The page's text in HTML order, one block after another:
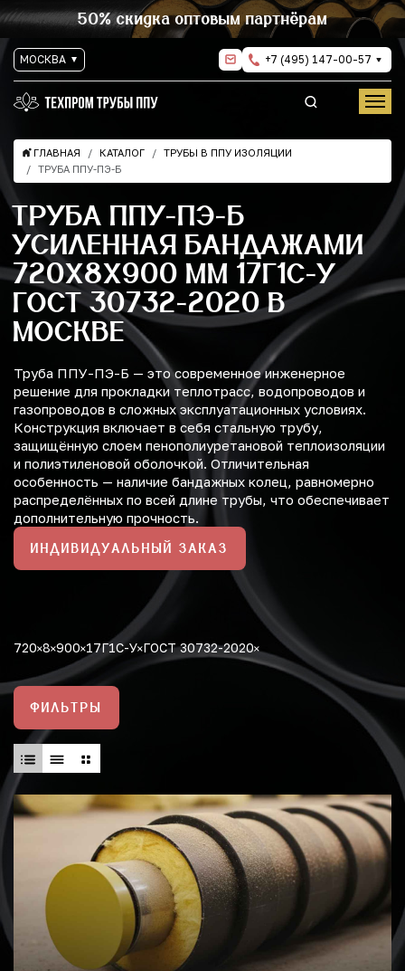
50% скидка оптовым партнёрам
МОСКВА +7 (495) 147-00-57
ГЛАВНАЯ КАТАЛОГ
ТРУБЫ В ППУ ИЗОЛЯЦИИ
ТРУБА ППУ-ПЭ-Б
ТРУБА ППУ-ПЭ-Б
УСИЛЕННАЯ БАНДАЖАМИ
720Х8Х900 ММ 17Г1С-У
ГОСТ 30732-2020 В
МОСКВЕ
Труба ППУ-ПЭ-Б — это современное инженерное
решение для прокладки теплотрасс, водопроводов и
газопроводов в сложных эксплуатационных условиях.
Конструкция включает в себя стальную трубу,
защищённую слоем пенополиуретановой теплоизоляции
и полиэтиленовой оболочкой. Отличительная
особенность — наличие бандажных колец, равномерно
распределённых по всей длине трубы, что обеспечивает
дополнительную прочность.
ИНДИВИДУАЛЬНЫЙ ЗАКАЗ
720 8 900 17Г1С-У ГОСТ 30732-2020
ФИЛЬТРЫ